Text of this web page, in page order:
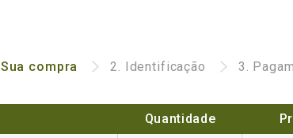
Sua compra 2. Identificação 3.
Quantidade